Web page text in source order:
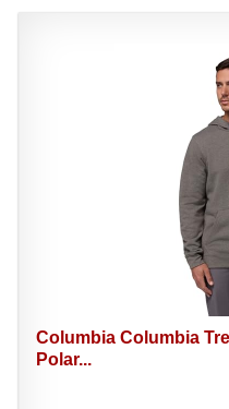
Columbia Columbia
Polar...